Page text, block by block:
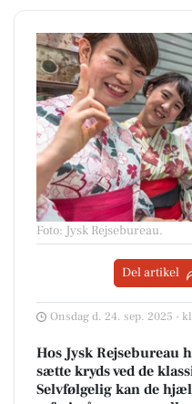
Foto: Jysk Rejsebureau.
Del artikel
Onsdag d. 24. sep. 2025 -
Hos Jysk Rejsebureau
sætte kryds ved de
Selvfølgelig kan de